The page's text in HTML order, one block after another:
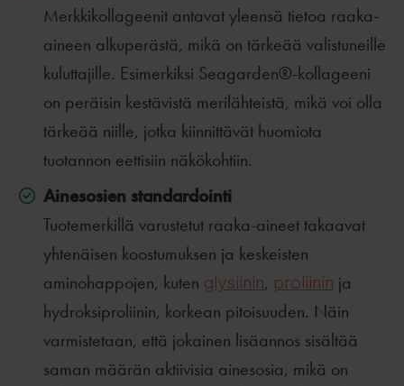
Merkkikollageenit antavat yleensä tietoa raaka-
aineen alkuperästä, mikä on tärkeää valistuneille
kuluttajille. Esimerkiksi Seagarden®-kollageeni
on peräisin kestävistä merilähteistä, mikä voi olla
tärkeää niille, jotka kiinnittävät huomiota
tuotannon eettisiin näkökohtiin.
Ainesosien standardointi
Tuotemerkillä varustetut raaka-aineet takaavat
yhtenäisen koostumuksen ja keskeisten
aminohappojen, kuten glysiinin, proliinin ja
hydroksiproliinin, korkean pitoisuuden. Näin
varmistetaan, että jokainen lisäannos sisältää
saman määrän aktiivisia ainesosia, mikä on